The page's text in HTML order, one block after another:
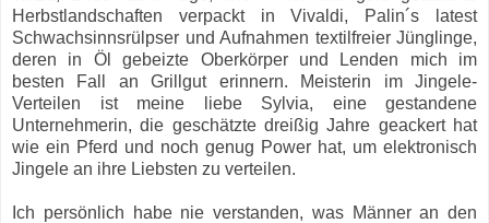
Herbstlandschaften verpackt in Vivaldi, Palin´s latest
Schwachsinnsrülpser und Aufnahmen textilfreier Jünglinge,
deren in Öl gebeizte Oberkörper und Lenden mich im
besten Fall an Grillgut erinnern. Meisterin im Jingele-
Verteilen ist meine liebe Sylvia, eine gestandene
Unternehmerin, die geschätzte dreißig Jahre geackert hat
wie ein Pferd und noch genug Power hat, um elektronisch
Jingele an ihre Liebsten zu verteilen.
Ich persönlich habe nie verstanden, was Männer an den